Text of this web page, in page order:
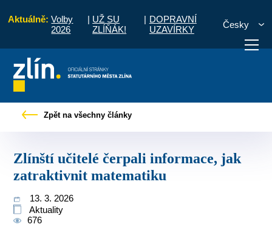
Aktuálně: Volby
2026
| UŽ SU
ZLÍŇÁK!
| DOPRAVNÍ
UZAVÍRKY
Česky
vyřídit Potřebuji zaplatit
Zpět na všechny články
Zlínští učitelé čerpali informace, jak
zatraktivnit matematiku
13. 3. 2026
Aktuality
676